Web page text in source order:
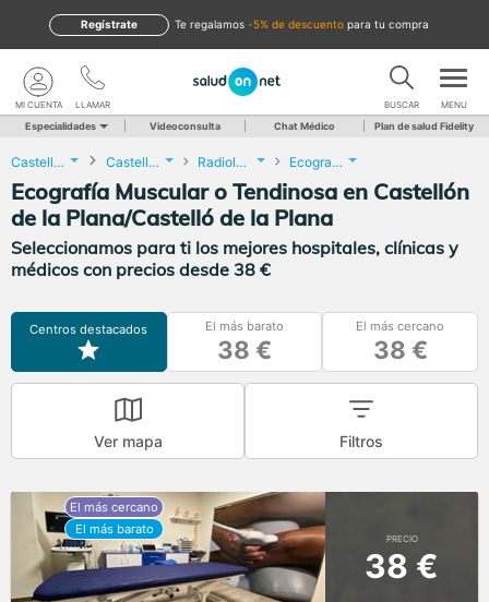
te regalamos -5% de descuento para tu compra
Regístrate
LLAMAR
MI CUENTA BUSCAR MENU
Especialidades Videoconsulta Chat Médico Plan de salud Fidelity
Castellón Castellón de la Plana/Castelló de la Plana Radiología Ecografía Muscular o Tendinosa
Ecografía Muscular o Tendinosa en Castellón
de la Plana/Castelló de la Plana
Seleccionamos para ti los mejores hospitales, clínicas y
médicos con precios desde 38 €
Centros destacados El más barato
38 €
El más cercano
38 €
Ver mapa Filtros
PRECIO
38 €